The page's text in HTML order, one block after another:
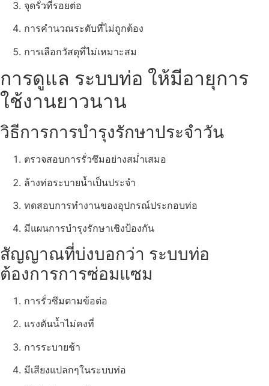
จุดรั่วที่รอยต่อ
การคำนวณระดับที่ไม่ถูกต้อง
การเลือกวัสดุที่ไม่เหมาะสม
การดูแล ระบบท่อ ให้มีอายุการ
ใช้งานยาวนาน
วิธีการการบำรุงรักษาประจำวัน
ตรวจสอบการรั่วซึมอย่างสม่ำเสมอ
ล้างท่อระบายน้ำเป็นประจำ
ทดสอบการทำงานของอุปกรณ์ประกอบท่อ
มีแผนการบำรุงรักษาเชิงป้องกัน
สัญญาณที่บ่งบอกว่า ระบบท่อ
ต้องการการซ่อมแซม
การรั่วซึมตามข้อต่อ
แรงดันน้ำไม่คงที่
การระบายช้า
มีเสียงแปลกๆในระบบท่อ